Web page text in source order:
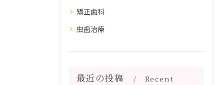
矯正歯科
虫歯治療
最近の投稿
Recent